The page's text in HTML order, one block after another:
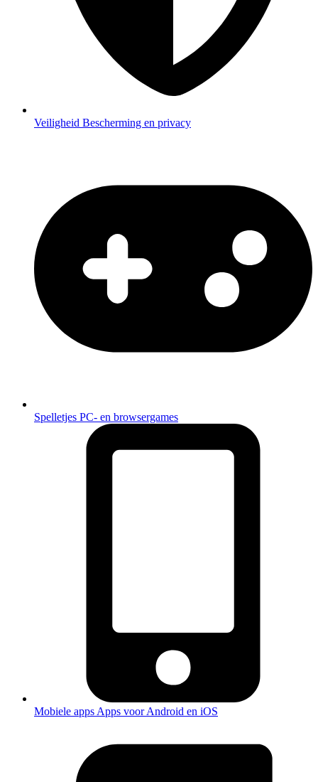
Veiligheid Bescherming en privacy
Spelletjes PC- en browsergames
Mobiele apps Apps voor Android en iOS